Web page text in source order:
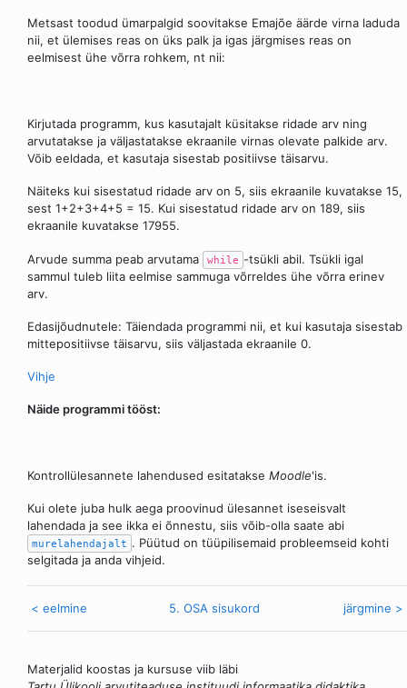
Metsast toodud ümarpalgid soovitakse Emajõe äärde virna laduda
nii, et ülemises reas on üks palk ja igas järgmises reas on
eelmisest ühe võrra rohkem, nt nii:
Kirjutada programm, kus kasutajalt küsitakse ridade arv ning
arvutatakse ja väljastatakse ekraanile virnas olevate palkide arv.
Võib eeldada, et kasutaja sisestab positiivse täisarvu.
Näiteks kui sisestatud ridade arv on 5, siis ekraanile kuvatakse 15,
sest 1+2+3+4+5 = 15. Kui sisestatud ridade arv on 189, siis
ekraanile kuvatakse 17955.
Arvude summa peab arvutama while -tsükli abil. Tsükli igal
sammul tuleb liita eelmise sammuga võrreldes ühe võrra erinev
arv.
Edasijõudnutele: Täiendada programmi nii, et kui kasutaja sisestab
mittepositiivse täisarvu, siis väljastada ekraanile 0.
Vihje
Näide programmi tööst:
Kontrollülesannete lahendused esitatakse Moodle'is.
Kui olete juba hulk aega proovinud ülesannet iseseisvalt
lahendada ja see ikka ei õnnestu, siis võib-olla saate abi
murelahendajalt . Püütud on tüüpilisemaid probleemseid kohti
selgitada ja anda vihjeid.
< eelmine 5. OSA sisukord järgmine >
Materjalid koostas ja kursuse viib läbi